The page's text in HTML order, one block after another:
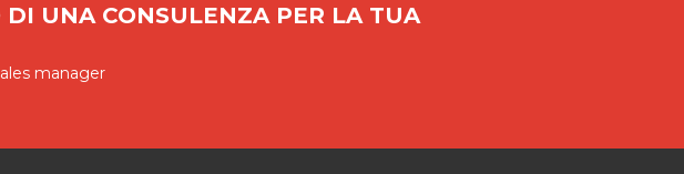
DI UNA CONSULENZA PER LA TUA
manager